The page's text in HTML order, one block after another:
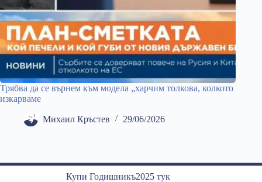
Трябва да се върнем към модела „харчим толкова, колкото
изкарваме
Михаил Кръстев 29/06/2026
Купи Годишникъ2025 тук